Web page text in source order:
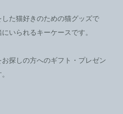
た猫好きのための猫グッズで
いられるキーケースです。
探しの方へのギフト・プレゼン